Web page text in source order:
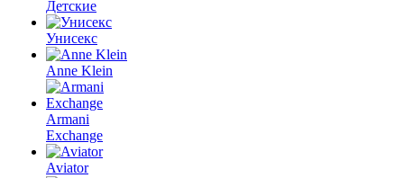
Детские
Унисекс
Anne Klein
Armani
Exchange
Aviator